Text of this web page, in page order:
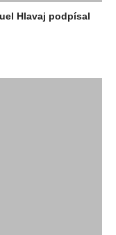
Hlavaj podpísal